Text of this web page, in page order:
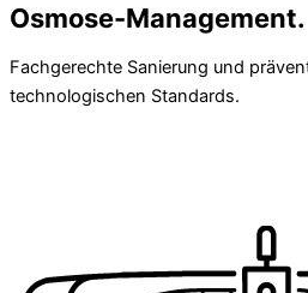
Osmose-Management.
Fachgerechte Sanierung und
technologischen Standards.